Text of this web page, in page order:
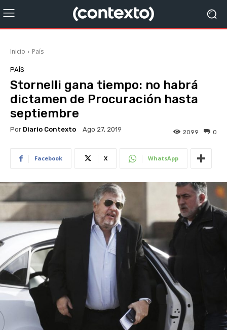
Inicio País
PAÍS
Stornelli gana tiempo: no habrá
dictamen de Procuración hasta
septiembre
Por Diario Contexto Ago 27, 2019 0
2099
Facebook X WhatsApp